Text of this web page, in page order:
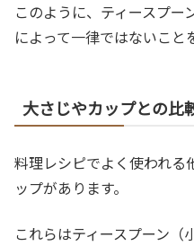
このように、ティースプ
によって一律ではないこと
大さじやカップとの比
料理レシピでよく使われる
ップがあります。
これらはティースプーン